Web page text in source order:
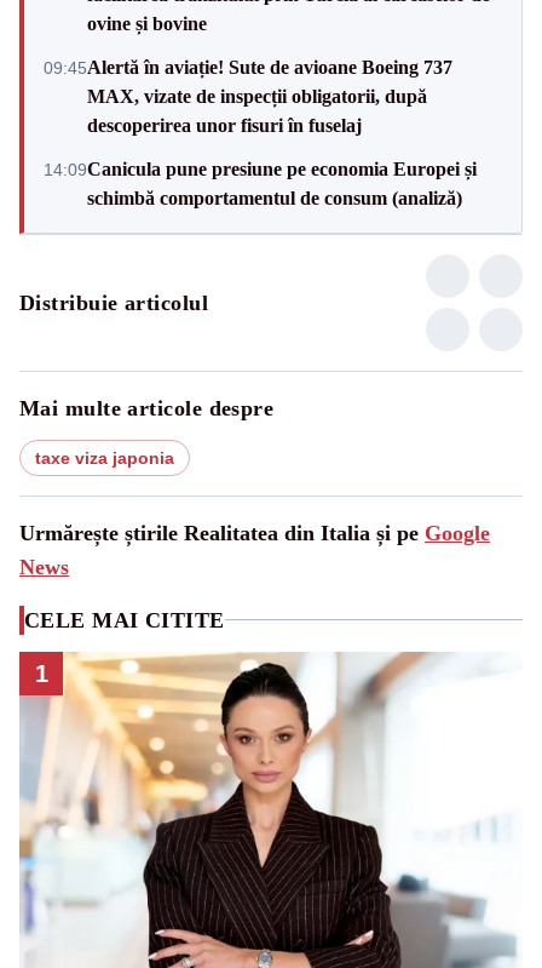
ovine și bovine
09:45Alertă în aviație! Sute de avioane Boeing 737
MAX, vizate de inspecții obligatorii, după
descoperirea unor fisuri în fuselaj
14:09Canicula pune presiune pe economia Europei și
schimbă comportamentul de consum (analiză)
Distribuie articolul
Mai multe articole despre
taxe viza japonia
Urmărește știrile Realitatea din Italia și pe Google
News
CELE MAI CITITE
1